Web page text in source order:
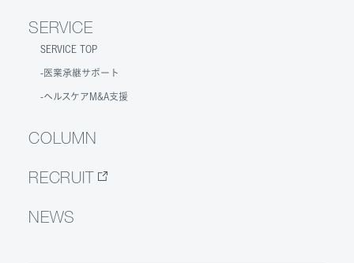
SERVICE
SERVICE TOP
医業承継サポート
ヘルスケアM&A支援
COLUMN
RECRUIT
NEWS